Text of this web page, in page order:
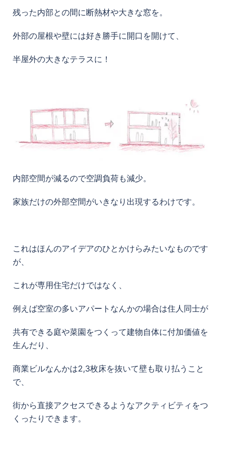
残った内部との間に断熱材や大きな窓を。
外部の屋根や壁には好き勝手に開口を開けて、
半屋外の大きなテラスに！
内部空間が減るので空調負荷も減少。
家族だけの外部空間がいきなり出現するわけです。
これはほんのアイデアのひとかけらみたいなものです
が、
これが専用住宅だけではなく、
例えば空室の多いアパートなんかの場合は住人同士が
共有できる庭や菜園をつくって建物自体に付加価値を
生んだり、
商業ビルなんかは2,3枚床を抜いて壁も取り払うこと
で、
街から直接アクセスできるようなアクティビティをつ
くったりできます。